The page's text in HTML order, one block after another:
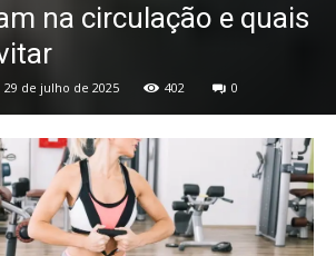
na circulação e quais
29 de julho de 2025 402 0